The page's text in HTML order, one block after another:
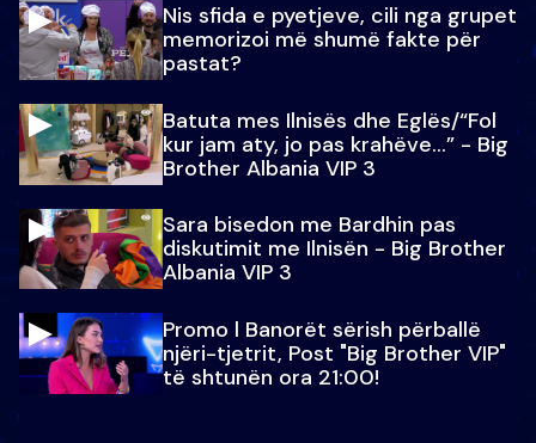
Nis sfida e pyetjeve, cili nga grupet
memorizoi më shumë fakte për
pastat?
Batuta mes Ilnisës dhe Eglës/“Fol
kur jam aty, jo pas krahëve…” - Big
Brother Albania VIP 3
Sara bisedon me Bardhin pas
diskutimit me Ilnisën - Big Brother
Albania VIP 3
Promo l Banorët sërish përballë
njëri-tjetrit, Post "Big Brother VIP"
të shtunën ora 21:00!